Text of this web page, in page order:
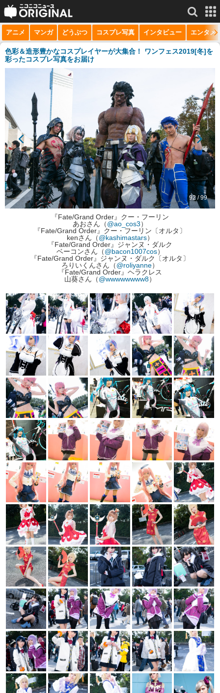
サービス一覧 もっと見る
niconico
生放送
ニュース
チャンネル
マンガ
ニコニコQ
アニメ マンガ どうぶつ コスプレ写真 インタビュー エンタメ
色彩＆造形豊かなコスプレイヤーが大集合！ ワンフェス2019[冬]を
彩ったコスプレ写真をお届け
92 / 99
『Fate/Grand Order』クー・フーリン
あおさん（@ao_cos3）
『Fate/Grand Order』クー・フーリン〔オルタ〕
kenさん（@kashimastars）
『Fate/Grand Order』ジャンヌ・ダルク
ベーコンさん（@bacon1007cos）
『Fate/Grand Order』ジャンヌ・ダルク〔オルタ〕
ろりいくんさん（@roliyanne）
『Fate/Grand Order』ヘラクレス
山葵さん（@wwwwwwww8）